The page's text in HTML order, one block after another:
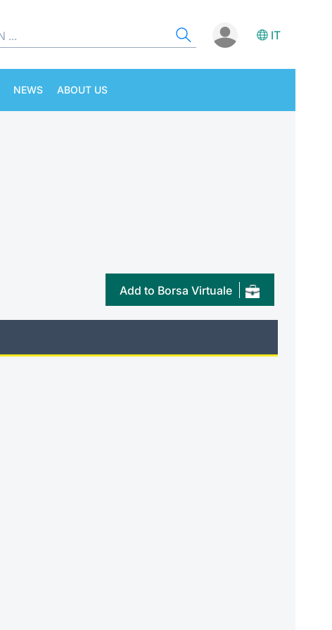
IT
NEWS ABOUT US
Add to Borsa Virtuale